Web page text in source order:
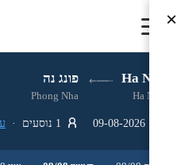
Ha Noi פונג נה
Ha Noi
Phong Nha
×